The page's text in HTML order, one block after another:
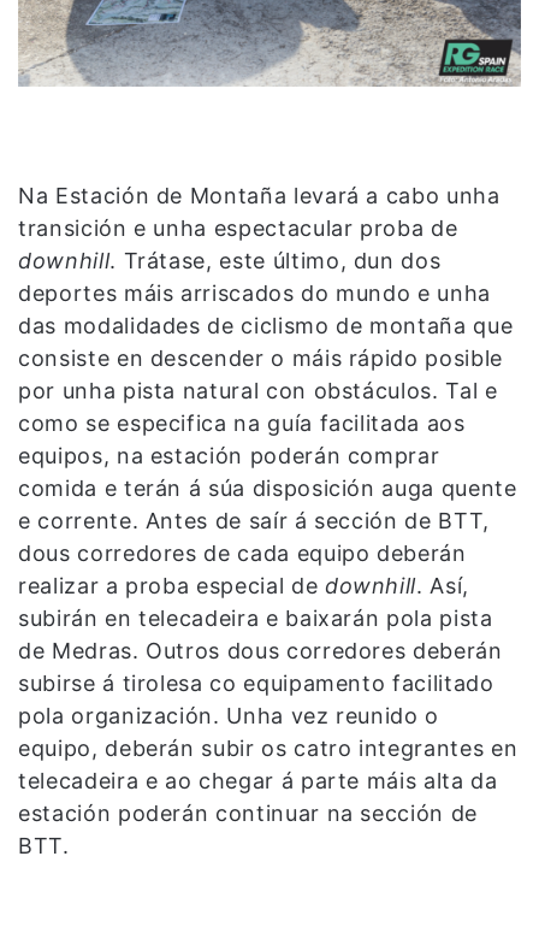
Na Estación de Montaña levará a cabo unha
transición e unha espectacular proba de
downhill. Trátase, este último, dun dos
deportes máis arriscados do mundo e unha
das modalidades de ciclismo de montaña que
consiste en descender o máis rápido posible
por unha pista natural con obstáculos. Tal e
como se especifica na guía facilitada aos
equipos, na estación poderán comprar
comida e terán á súa disposición auga quente
e corrente. Antes de saír á sección de BTT,
dous corredores de cada equipo deberán
realizar a proba especial de downhill. Así,
subirán en telecadeira e baixarán pola pista
de Medras. Outros dous corredores deberán
subirse á tirolesa co equipamento facilitado
pola organización. Unha vez reunido o
equipo, deberán subir os catro integrantes en
telecadeira e ao chegar á parte máis alta da
estación poderán continuar na sección de
BTT.